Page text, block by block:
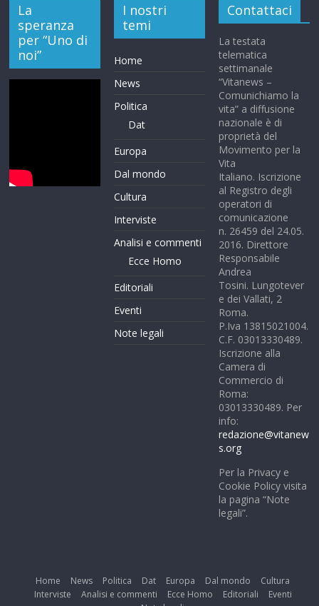
La
speranza
per “Uno di
noi”
I nostri
temi
Home
News
Politica
Dat
Europa
Dal mondo
Cultura
Interviste
Analisi e commenti
Ecce Homo
Editoriali
Eventi
Note legali
Contattaci
La testata
telematica
settimanale
“Vitanews –
Comunichiamo la
vita” a diffusione
nazionale è di
proprietà del
Movimento per la
Vita
Italiano. Iscrizione
al Registro degli
operatori di
comunicazione
n. 26459 del 24.05.
2016. Direttore
Responsabile
Andrea
Tosini. Lungotever
e dei Vallati, 2
Roma.
P.Iva 13815021004.
C.F. 03013330489.
Iscrizione alla
Camera di
Commercio di
Roma:
03013330489. Per
info:
redazione@vitanew
s.org
Per la Privacy e
Cookie Policy visita
la pagina “Note
legali”.
Home News Politica Dat Europa Dal mondo
Cultura
Interviste
Analisi e commenti Ecce Homo Editoriali
Eventi